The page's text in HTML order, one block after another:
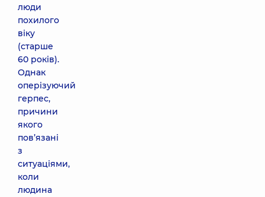
люди
похилого
віку
(старше
60 років).
Однак
оперізуючий
герпес,
причини
якого
пов’язані
з
ситуаціями,
коли
людина